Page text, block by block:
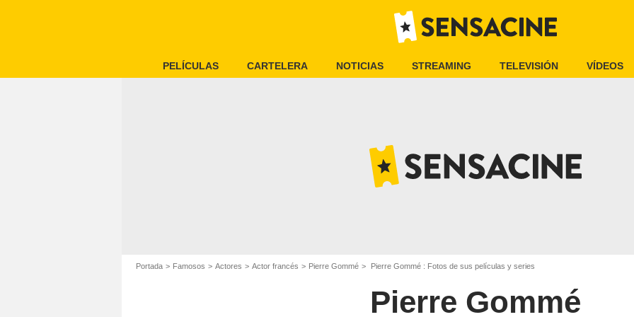
PELÍCULAS CARTELERA NOTICIAS STREAMING TELEVISIÓN VÍDEOS
Portada Famosos Actores Actor francés Pierre Gommé Pierre Gommé : Fotos de sus películas y series
Pierre Gommé